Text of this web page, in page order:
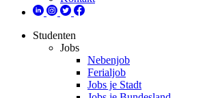
Studenten
Jobs
Nebenjob
Ferialjob
Jobs je Stadt